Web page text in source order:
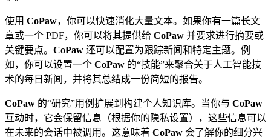
使用 CoPaw，你可以快速消化大量文本。如果你有一篇长文
章或一个 PDF，你可以将其提供给 CoPaw 并要求进行摘要或
关键要点。 CoPaw 还可以配置为跟踪新闻和特定主题。例
如，你可以设置一个 CoPaw 的“技能”来聚合关于人工智能技
术的每日新闻，并将其总结成一份简短的报告。
CoPaw 的“研究”用例扩展到构建个人知识库。当你与 CoPaw
互动时，它会保留信息（根据你的隐私设置），这些信息可以
在未来的会话中被调用。这意味着 CoPaw 会了解你的细分兴